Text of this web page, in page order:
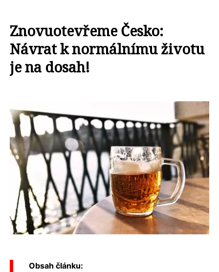
Znovuotevřeme Česko:
Návrat k normálnímu životu
je na dosah!
Obsah článku: